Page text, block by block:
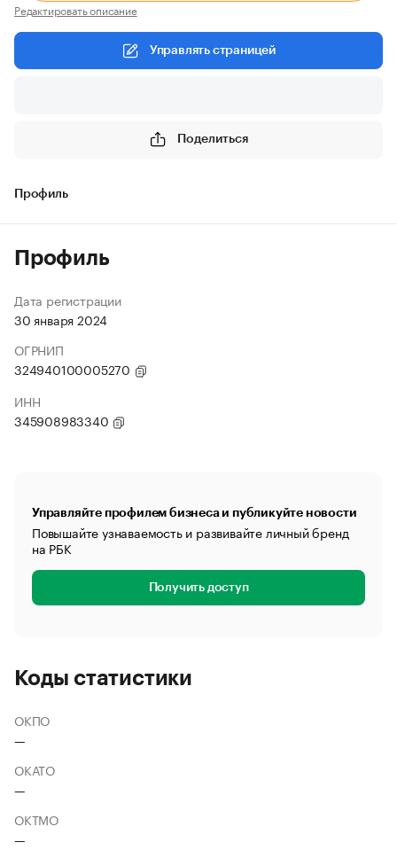
Редактировать описание
Управлять страницей
Поделиться
Профиль
Профиль
Дата регистрации
30 января 2024
ОГРНИП
324940100005270
ИНН
345908983340
Управляйте профилем бизнеса и публикуйте новости
Повышайте узнаваемость и развивайте личный бренд
на РБК
Получить доступ
Коды статистики
ОКПО
—
ОКАТО
—
ОКТМО
—